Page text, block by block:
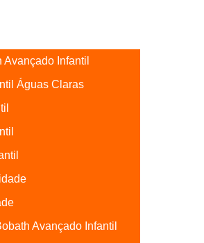
Avançado Infantil
Águas Claras
Avançado Infantil